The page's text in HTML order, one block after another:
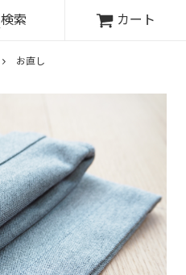
検索 カート
お直し